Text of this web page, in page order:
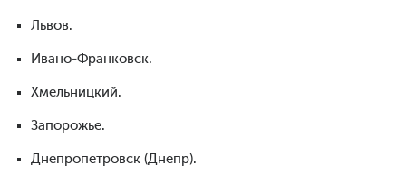
Львов.
Ивано-Франковск.
Хмельницкий.
Запорожье.
Днепропетровск (Днепр).